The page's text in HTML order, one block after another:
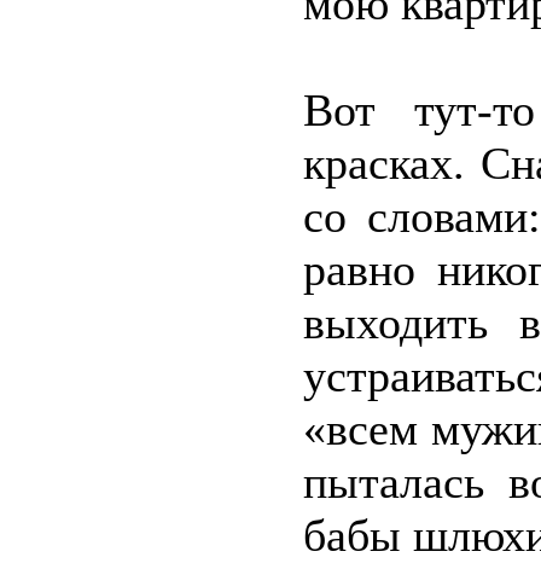
Вот тут-
красках.
со
равно
выходить
«всем
пыталась
бабы